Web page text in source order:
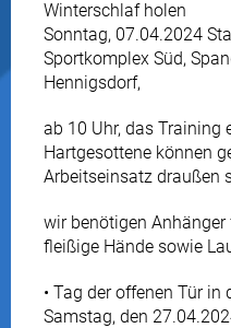
Winterschlaf holen
Sonntag, 07.04.2024
Sportkomplex Süd,
Hennigsdorf,
ab 10 Uhr, das Training
Hartgesottene können
Arbeitseinsatz draußen
wir benötigen
fleißige Hände sowie
• Tag der offenen Tür
Samstag, den